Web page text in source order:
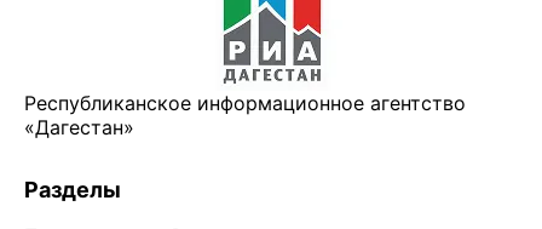
Республиканское информационное агентство
«Дагестан»
Разделы